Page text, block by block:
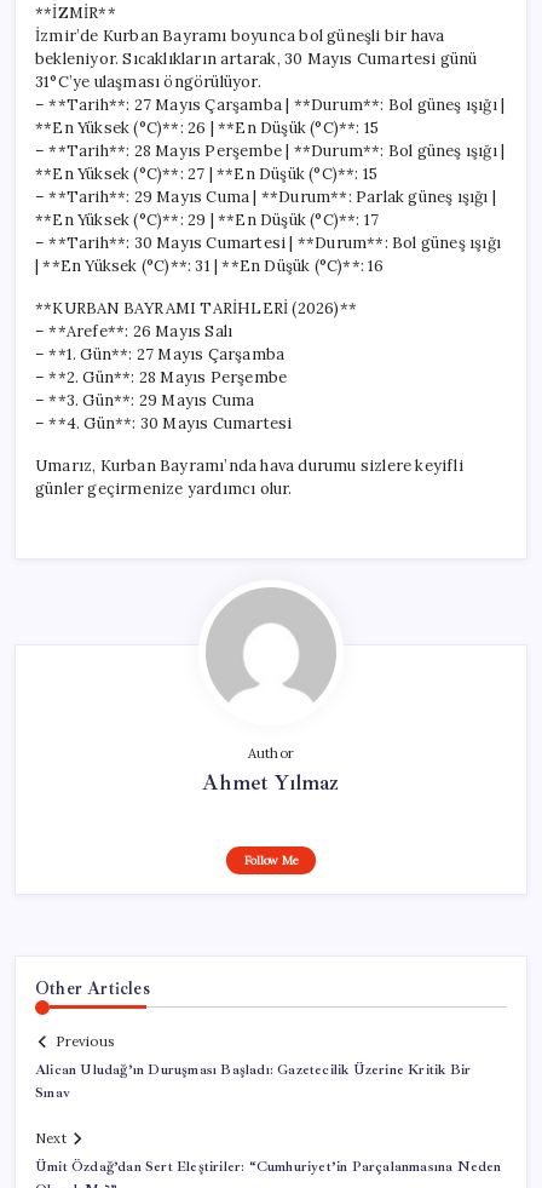
**İZMİR**
İzmir’de Kurban Bayramı boyunca bol güneşli bir hava
bekleniyor. Sıcaklıkların artarak, 30 Mayıs Cumartesi günü
31°C’ye ulaşması öngörülüyor.
– **Tarih**: 27 Mayıs Çarşamba | **Durum**: Bol güneş ışığı |
**En Yüksek (°C)**: 26 | **En Düşük (°C)**: 15
– **Tarih**: 28 Mayıs Perşembe | **Durum**: Bol güneş ışığı |
**En Yüksek (°C)**: 27 | **En Düşük (°C)**: 15
– **Tarih**: 29 Mayıs Cuma | **Durum**: Parlak güneş ışığı |
**En Yüksek (°C)**: 29 | **En Düşük (°C)**: 17
– **Tarih**: 30 Mayıs Cumartesi | **Durum**: Bol güneş ışığı
| **En Yüksek (°C)**: 31 | **En Düşük (°C)**: 16
**KURBAN BAYRAMI TARİHLERİ (2026)**
– **Arefe**: 26 Mayıs Salı
– **1. Gün**: 27 Mayıs Çarşamba
– **2. Gün**: 28 Mayıs Perşembe
– **3. Gün**: 29 Mayıs Cuma
– **4. Gün**: 30 Mayıs Cumartesi
Umarız, Kurban Bayramı’nda hava durumu sizlere keyifli
günler geçirmenize yardımcı olur.
Author
Ahmet Yılmaz
Follow Me
Other Articles
Previous
Alican Uludağ’ın Duruşması Başladı: Gazetecilik Üzerine Kritik Bir
Sınav
Next
Ümit Özdağ’dan Sert Eleştiriler: “Cumhuriyet’in Parçalanmasına Neden